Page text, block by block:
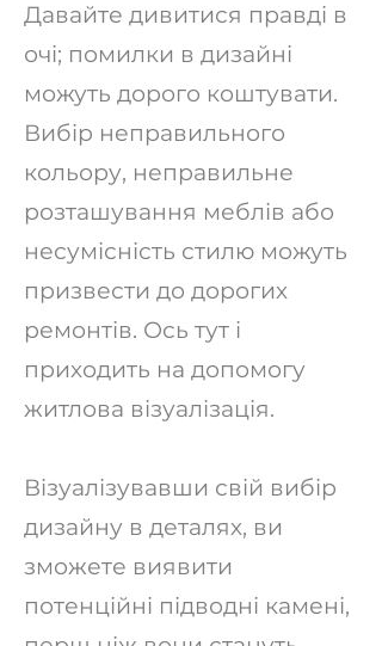
Давайте дивитися правді в
очі; помилки в дизайні
можуть дорого коштувати.
Вибір неправильного
кольору, неправильне
розташування меблів або
несумісність стилю можуть
призвести до дорогих
ремонтів. Ось тут і
приходить на допомогу
житлова візуалізація.
Візуалізувавши свій вибір
дизайну в деталях, ви
зможете виявити
потенційні підводні камені,